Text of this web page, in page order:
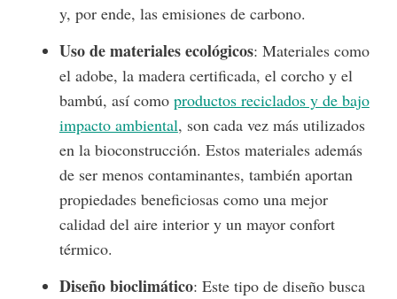
y, por ende, las emisiones de carbono.
Uso de materiales ecológicos: Materiales como
el adobe, la madera certificada, el corcho y el
bambú, así como productos reciclados y de bajo
impacto ambiental, son cada vez más utilizados
en la bioconstrucción. Estos materiales además
de ser menos contaminantes, también aportan
propiedades beneficiosas como una mejor
calidad del aire interior y un mayor confort
térmico.
Diseño bioclimático: Este tipo de diseño busca